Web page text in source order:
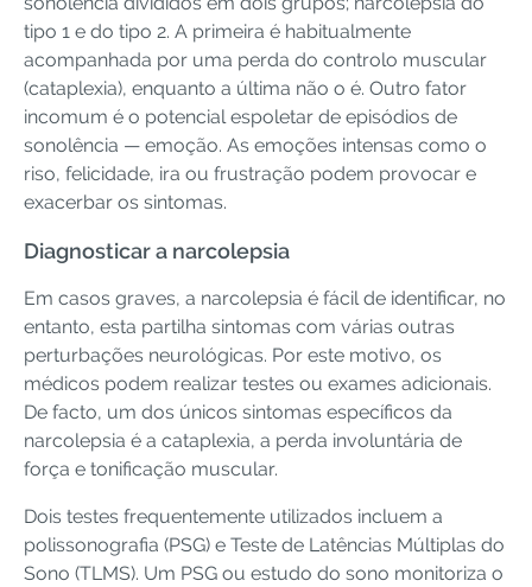
tipo 1 e do tipo 2. A primeira é habitualmente
acompanhada por uma perda do controlo muscular
(cataplexia), enquanto a última não o é. Outro fator
incomum é o potencial espoletar de episódios de
sonolência — emoção. As emoções intensas como o
riso, felicidade, ira ou frustração podem provocar e
exacerbar os sintomas.
Diagnosticar a narcolepsia
Em casos graves, a narcolepsia é fácil de identificar, no
entanto, esta partilha sintomas com várias outras
perturbações neurológicas. Por este motivo, os
médicos podem realizar testes ou exames adicionais.
De facto, um dos únicos sintomas específicos da
narcolepsia é a cataplexia, a perda involuntária de
força e tonificação muscular.
Dois testes frequentemente utilizados incluem a
polissonografia (PSG) e Teste de Latências Múltiplas do
Sono (TLMS). Um PSG ou estudo do sono monitoriza o